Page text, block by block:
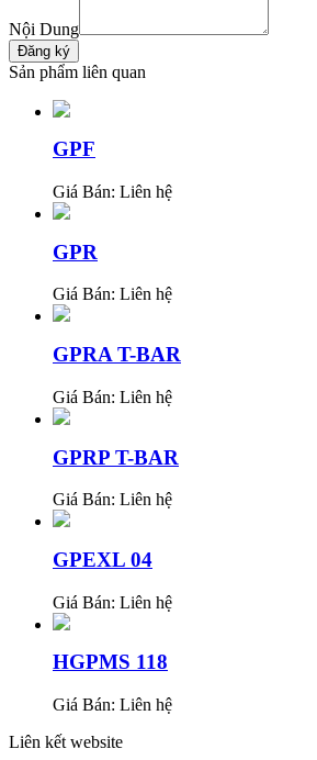
Nội Dung
Sản phẩm liên quan
GPF
Giá Bán: Liên hệ
GPR
Giá Bán: Liên hệ
GPRA T-BAR
Giá Bán: Liên hệ
GPRP T-BAR
Giá Bán: Liên hệ
GPEXL 04
Giá Bán: Liên hệ
HGPMS 118
Giá Bán: Liên hệ
Liên kết website